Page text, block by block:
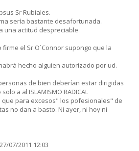
Sr Rubiales.
sería bastante desafortunada.
una actitud despreciable.
el Sr O´Connor supongo que la
hecho alguien autorizado por ud.
de bien deberían estar dirigidas
a al ISLAMISMO RADICAL
que para excesos" los pofesionales" de
no dan a basto. Ni ayer, ni hoy ni
07/2011 12:03